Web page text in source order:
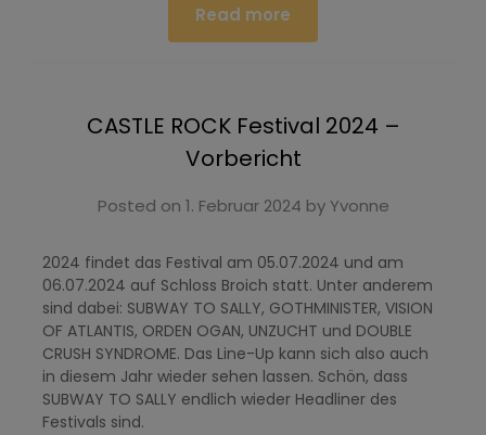
Read more
CASTLE ROCK Festival 2024 –
Vorbericht
Posted on 1. Februar 2024 byYvonne
2024 findet das Festival am 05.07.2024 und am
06.07.2024 auf Schloss Broich statt. Unter anderem
sind dabei: SUBWAY TO SALLY, GOTHMINISTER, VISION
OF ATLANTIS, ORDEN OGAN, UNZUCHT und DOUBLE
CRUSH SYNDROME. Das Line-Up kann sich also auch
in diesem Jahr wieder sehen lassen. Schön, dass
SUBWAY TO SALLY endlich wieder Headliner des
Festivals sind.